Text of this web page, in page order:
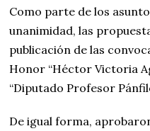
Como parte de los
unanimidad, las
publicación de las
Honor “Héctor Victoria
“Diputado Profesor
De igual forma,